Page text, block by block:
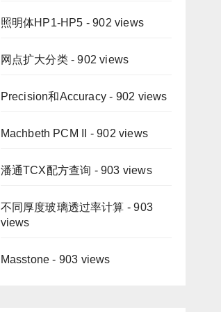
照明体HP1-HP5 - 902 views
网点扩大分类- 902 views
Precision和Accuracy - 902 views
Machbeth PCM II - 902 views
潘通TCX配方查询 - 903 views
不同厚度玻璃透过率计算 - 903
views
Masstone - 903 views